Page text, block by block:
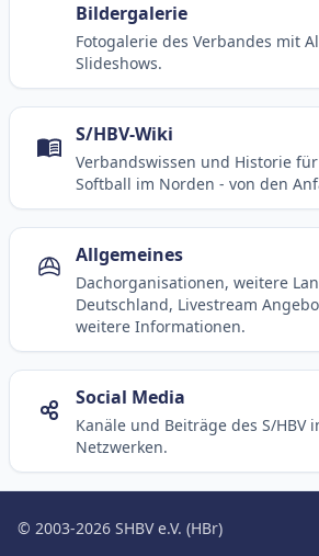
Bildergalerie
Fotogalerie des Verbandes mit
Slideshows.
S/HBV-Wiki
Verbandswissen und Historie
Softball im Norden - von den
Allgemeines
Dachorganisationen, weitere
Deutschland, Livestream
weitere Informationen.
Social Media
Kanäle und Beiträge des S/HBV
Netzwerken.
© 2003-2026 SHBV e.V. (HBr)